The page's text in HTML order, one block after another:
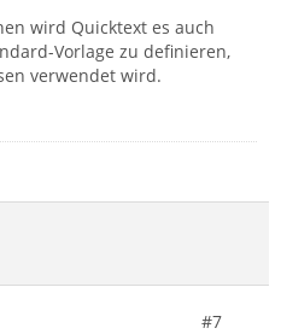
wird Quicktext es auch
Vorlage zu definieren,
verwendet wird.
#7